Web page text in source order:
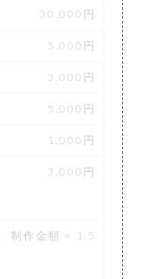
30,000円
5,000円
3,000円
5,000円
1,000円
3,000円
制作金額 × 1.5